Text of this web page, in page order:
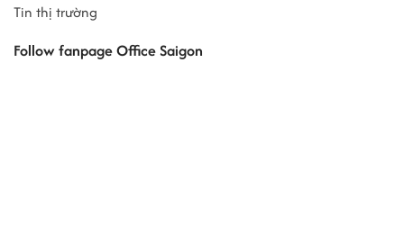
Tin thị trường
Follow fanpage Office Saigon